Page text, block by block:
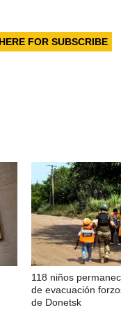
FOR SUBSCRIBE
118 niños
de evacuación
de Donetsk